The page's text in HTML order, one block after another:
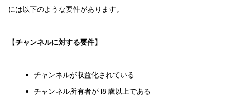
には以下のような要件があります。
【チャンネルに対する要件】
チャンネルが収益化されている
チャンネル所有者が 18 歳以上である